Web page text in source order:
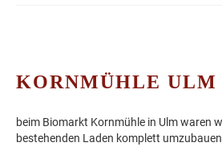
KORNMÜHLE ULM
beim Biomarkt Kornmühle in Ulm waren
bestehenden Laden komplett